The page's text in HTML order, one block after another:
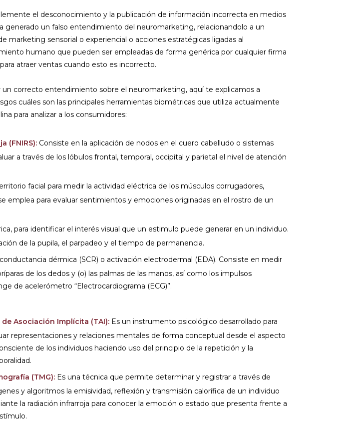
el desconocimiento y la publicación de información incorrecta en medios
generado un falso entendimiento del neuromarketing, relacionandolo a un
marketing sensorial o experiencial o acciones estratégicas ligadas al
humano que pueden ser empleadas de forma genérica por cualquier firma
atraer ventas cuando esto es incorrecto.
un correcto entendimiento sobre el neuromarketing, aquí te explicamos a
cuáles son las principales herramientas biométricas que utiliza actualmente
para analizar a los consumidores:
(FNIRS): Consiste en la aplicación de nodos en el cuero cabelludo o sistemas
a través de los lóbulos frontal, temporal, occipital y parietal el nivel de atención
facial para medir la actividad eléctrica de los músculos corrugadores,
emplea para evaluar sentimientos y emociones originadas en el rostro de un
para identificar el interés visual que un estimulo puede generar en un individuo.
de la pupila, el parpadeo y el tiempo de permanencia.
dérmica (SCR) o activación electrodermal (EDA). Consiste en medir
de los dedos y (o) las palmas de las manos, así como los impulsos
de acelerómetro “Electrocardiograma (ECG)”.
de Asociación Implícita (TAI): Es un instrumento psicológico desarrollado para
representaciones y relaciones mentales de forma conceptual desde el aspecto
de los individuos haciendo uso del principio de la repetición y la
(TMG): Es una técnica que permite determinar y registrar a través de
y algoritmos la emisividad, reflexión y transmisión calorífica de un individuo
la radiación infrarroja para conocer la emoción o estado que presenta frente a